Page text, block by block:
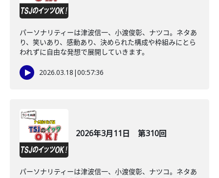
パーソナリティーは津波信一、小渡俊彰、ナツコ。ネタあ
り、笑いあり、感動あり、決められた構成や枠組みにとら
われずに自由な発想で展開していきます。
2026.03.18 |00:57:36
2026年3月11日 第310回
パーソナリティーは津波信一、小渡俊彰、ナツコ。ネタあ